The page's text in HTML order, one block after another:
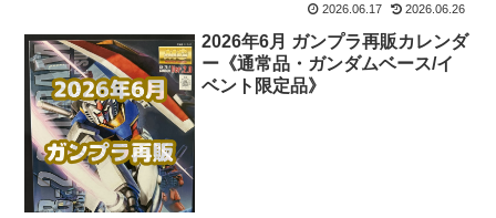
2026.06.17 2026.06.26
2026年6月 ガンプラ再販カレンダ
ー《通常品・ガンダムベース/イ
ベント限定品》